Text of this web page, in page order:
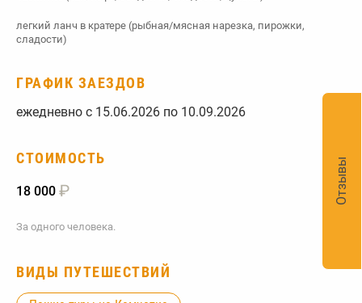
легкий ланч в кратере (рыбная/мясная нарезка, пирожки,
сладости)
ГРАФИК ЗАЕЗДОВ
ежедневно с 15.06.2026 по 10.09.2026
СТОИМОСТЬ
18 000 ₽
За одного человека.
ВИДЫ ПУТЕШЕСТВИЙ
Отзывы